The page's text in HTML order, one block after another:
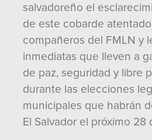
salvadoreño el
de este cobarde
compañeros del FMLN y
inmediatas que lleven a
de paz, seguridad y libre
durante las elecciones
municipales que habrán
El Salvador el próximo 28